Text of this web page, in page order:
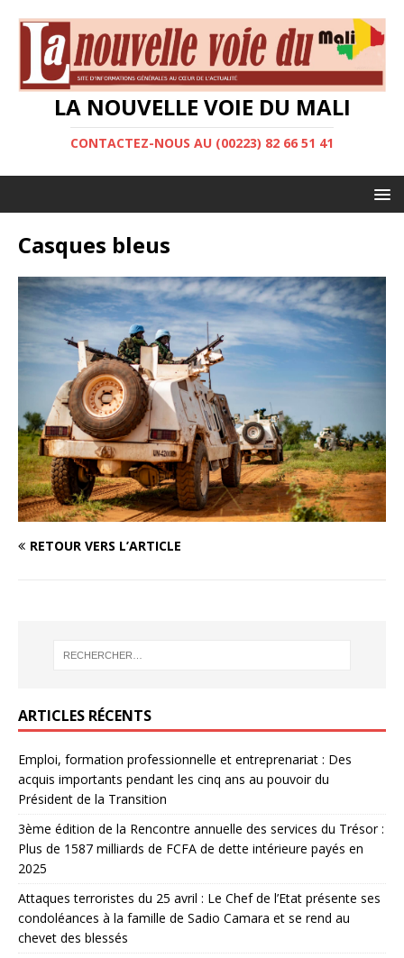
LA NOUVELLE VOIE DU MALI
CONTACTEZ-NOUS AU (00223) 82 66 51 41
Casques bleus
RETOUR VERS L’ARTICLE
ARTICLES RÉCENTS
Emploi, formation professionnelle et entreprenariat : Des
acquis importants pendant les cinq ans au pouvoir du
Président de la Transition
3ème édition de la Rencontre annuelle des services du Trésor :
Plus de 1587 milliards de FCFA de dette intérieure payés en
2025
Attaques terroristes du 25 avril : Le Chef de l’Etat présente ses
condoléances à la famille de Sadio Camara et se rend au
chevet des blessés